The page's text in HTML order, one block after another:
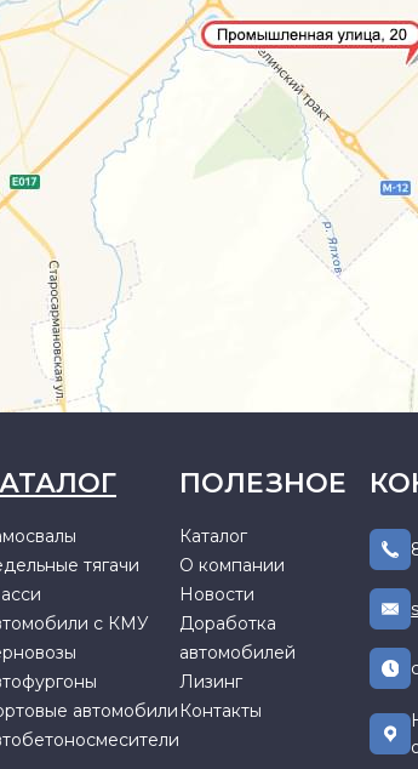
тягачи
с КМУ
автомобили
ПОЛЕЗНОЕ
Каталог
О компании
Новости
Доработка
автомобилей
Лизинг
Контакты